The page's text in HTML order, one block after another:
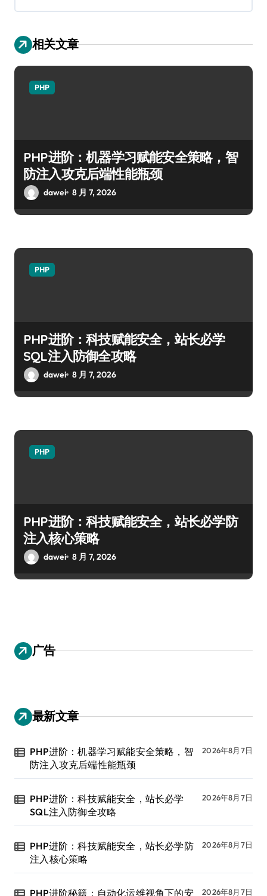
相关文章
PHP
PHP进阶：机器学习赋能安全策略，智
防注入攻克后端性能瓶颈
dawei 8 月 7, 2026
PHP
PHP进阶：科技赋能安全，站长必学
SQL注入防御全攻略
dawei 8 月 7, 2026
PHP
PHP进阶：科技赋能安全，站长必学防
注入核心策略
dawei 8 月 7, 2026
广告
最新文章
PHP进阶：机器学习赋能安全策略，智
防注入攻克后端性能瓶颈
2026年8月7日
PHP进阶：科技赋能安全，站长必学
SQL注入防御全攻略
2026年8月7日
PHP进阶：科技赋能安全，站长必学防
注入核心策略
2026年8月7日
PHP进阶秘籍：自动化运维视角下的安 2026年8月7日